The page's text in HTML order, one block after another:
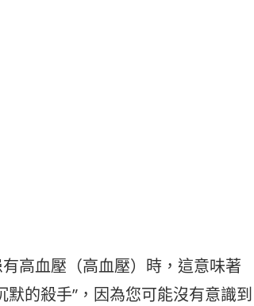
高血壓（高血壓）時，這意味著
的殺手”，因為您可能沒有意識到